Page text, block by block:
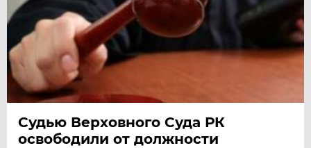
Судью Верховного Суда РК
освободили от должности